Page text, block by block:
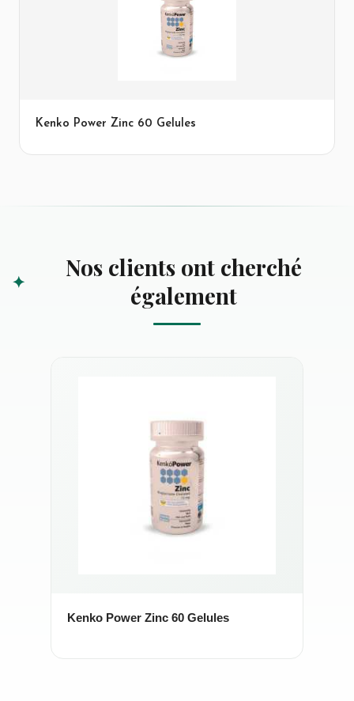
Kenko Power Zinc 60 Gelules
Nos clients ont cherché
également
Kenko Power Zinc 60 Gelules